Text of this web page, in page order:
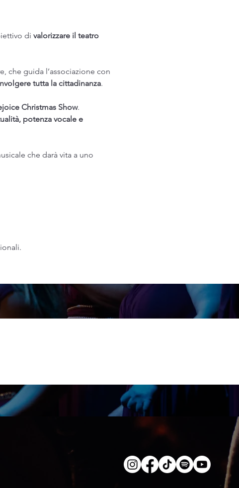
di valorizzare il teatro
che guida l’associazione con
tutta la cittadinanza.
Christmas Show.
potenza vocale e
che darà vita a uno